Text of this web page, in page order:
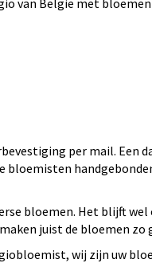
van België met bloemen
per mail. Een
bloemen. Het blijft wel
juist de bloemen zo
wij zijn uw